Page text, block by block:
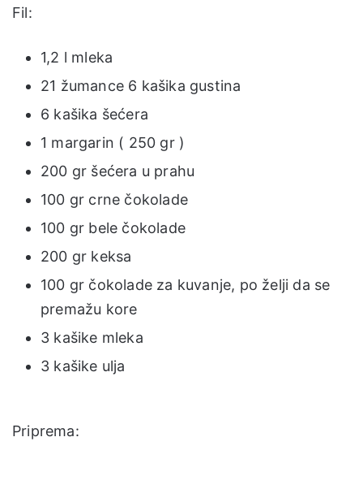
Fil:
1,2 l mleka
21 žumance 6 kašika gustina
6 kašika šećera
1 margarin ( 250 gr )
200 gr šećera u prahu
100 gr crne čokolade
100 gr bele čokolade
200 gr keksa
100 gr čokolade za kuvanje, po želji da se
premažu kore
3 kašike mleka
3 kašike ulja
Priprema: